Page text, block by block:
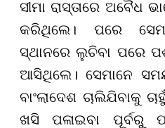
ସୀମା ରାସ୍ତାରେ ଅବୈଧ
କରିଥିଲେ। ପରେ
ସ୍ଥାନରେ ଲୁଚିବା ପରେ
ଆସିଥିଲେ। ସେମାନେ
ବାଂଲାଦେଶ ଚାଲିଯିବାକୁ
ଖସି ପଳାଇବା ପୂର୍ବରୁ